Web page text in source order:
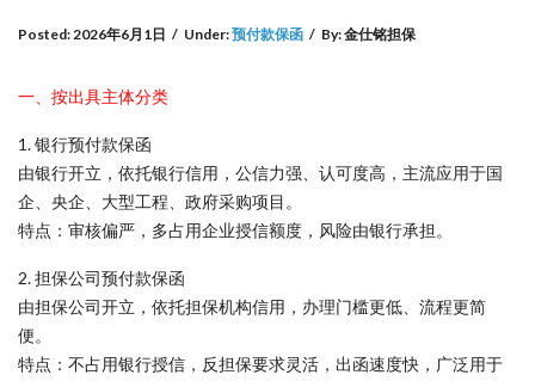
Posted:2026年6月1日 / Under:预付款保函 / By:金仕铭担保
一、按出具主体分类
1. 银行预付款保函
由银行开立，依托银行信用，公信力强、认可度高，主流应用于国
企、央企、大型工程、政府采购项目。
特点：审核偏严，多占用企业授信额度，风险由银行承担。
2. 担保公司预付款保函
由担保公司开立，依托担保机构信用，办理门槛更低、流程更简
便。
特点：不占用银行授信，反担保要求灵活，出函速度快，广泛用于